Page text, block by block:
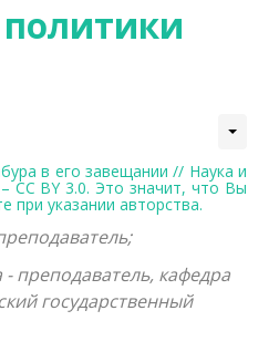
в его завещании // Наука и
CC BY 3.0. Это значит, что Вы
указании авторства.
преподаватель, кафедра
государственный